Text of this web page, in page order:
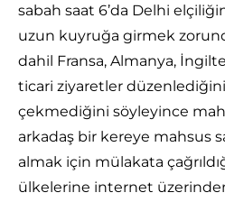
sabah saat 6’da Delhi
uzun kuyruğa girmek
dahil Fransa, Almanya,
ticari ziyaretler
çekmediğini söyleyince
arkadaş bir kereye mahsus
almak için mülakata
ülkelerine internet